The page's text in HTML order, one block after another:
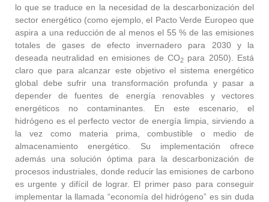
lo que se traduce en la necesidad de la descarbonización del
sector energético (como ejemplo, el Pacto Verde Europeo que
aspira a una reducción de al menos el 55 % de las emisiones
totales de gases de efecto invernadero para 2030 y la
deseada neutralidad en emisiones de CO2para 2050). Está
claro que para alcanzar este objetivo el sistema energético
global debe sufrir una transformación profunda y pasar a
depender de fuentes de energía renovables y vectores
energéticos no contaminantes. En este escenario, el
hidrógeno es el perfecto vector de energía limpia, sirviendo a
la vez como materia prima, combustible o medio de
almacenamiento energético. Su implementación ofrece
además una solución óptima para la descarbonización de
procesos industriales, donde reducir las emisiones de carbono
es urgente y difícil de lograr. El primer paso para conseguir
implementar la llamada “economía del hidrógeno” es sin duda